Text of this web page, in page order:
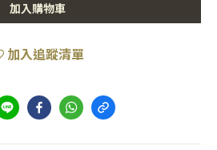
加入購物車
加入追蹤清單